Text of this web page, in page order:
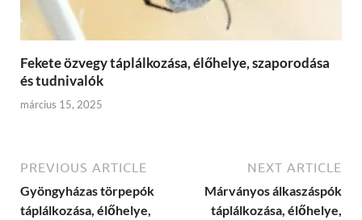
Fekete özvegy táplálkozása, élőhelye, szaporodása
és tudnivalók
március 15, 2025
PREVIOUS ARTICLE
Gyöngyházas törpepók
táplálkozása, élőhelye,
NEXT ARTICLE
Márványos álkaszáspók
táplálkozása, élőhelye,